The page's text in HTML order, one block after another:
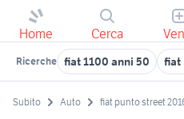
Home Cerca
Ricerche fiat 1100 anni 50 fiat
Subito Auto fiat punto street